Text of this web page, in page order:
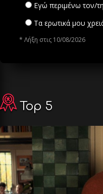
Εγώ περιμένω τον/
Τα ερωτικά μου
* Λήξη στις 10/08/2026
Top 5